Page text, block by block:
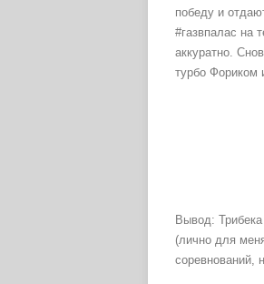
победу и
#газвпалас на
аккуратно.
турбо Фориком
Вывод:
(лично для
соревнований,